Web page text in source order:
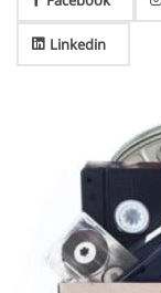
Linkedin